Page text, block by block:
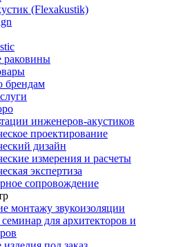
(Flexakustik)
раковины
брендам
инженеров-акустиков
проектирование
дизайн
измерения и расчеты
экспертиза
сопровождение
монтажу звукоизоляции
для архитекторов и